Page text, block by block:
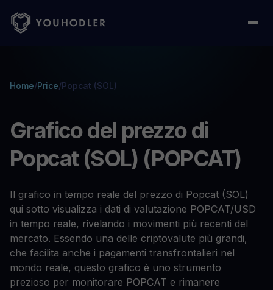
Home/Price/Popcat (SOL)
Grafico del prezzo di
Popcat (SOL) (POPCAT)
Il grafico in tempo reale del prezzo di Popcat (SOL)
qui sotto visualizza i dati di valutazione POPCAT/USD
in tempo reale, rivelando i movimenti più recenti del
mercato. Essendo una delle criptovalute più grandi,
che facilita anche i pagamenti transfrontalieri nel
mondo reale, questo grafico è uno strumento
prezioso per monitorare POPCAT e rimanere